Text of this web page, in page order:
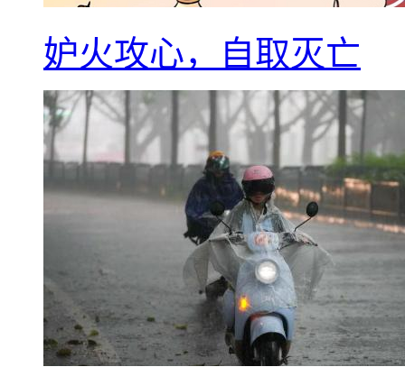
妒火攻心，自取灭亡